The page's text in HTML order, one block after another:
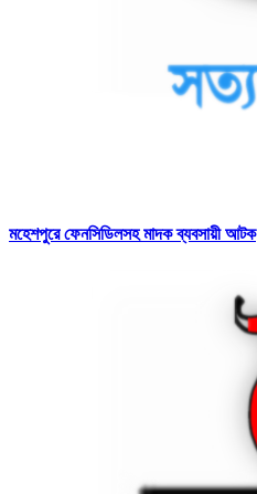
মহেশপুরে ফেনসিডিলসহ মাদক ব্যবসায়ী আটক